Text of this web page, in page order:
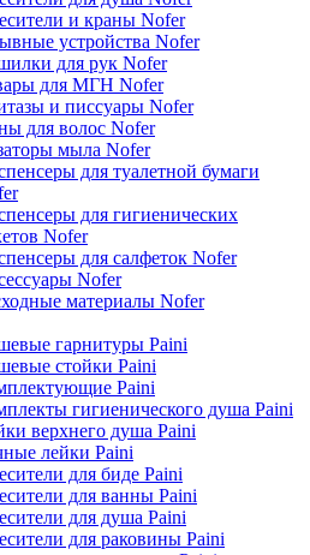
и краны Nofer
устройства Nofer
для рук Nofer
для МГН Nofer
и писсуары Nofer
для волос Nofer
мыла Nofer
для туалетной бумаги
для гигиенических
Nofer
для салфеток Nofer
Nofer
материалы Nofer
гарнитуры Paini
стойки Paini
Paini
гигиенического душа Paini
верхнего душа Paini
лейки Paini
для биде Paini
для ванны Paini
для душа Paini
для раковины Paini